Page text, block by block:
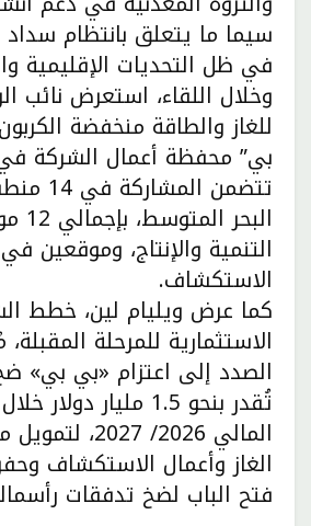
سيما ما يتعلق بانتظام
في ظل التحديات الإقليمية
وخلال اللقاء، استعرض نائب
للغاز والطاقة منخفضة
بي” محفظة أعمال الشركة
تتضمن
التنمية والإنتاج، وموقعين
الاستكشاف.
كما عرض ويليام لين، خطط
الاستثمارية للمرحلة
الصدد إلى اعتزام «بي بي»
تُقدر بنحو 1.5 مليار
المالي 2026/
الغاز وأعمال الاستكشاف
فتح الباب لضخ تدفقات